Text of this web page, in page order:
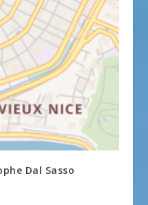
Dal Sasso